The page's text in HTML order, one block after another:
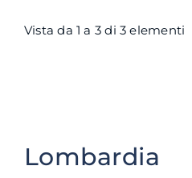
Vista da 1 a 3 di 3 elementi
Lombardia